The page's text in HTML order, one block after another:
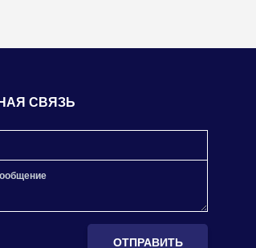
СВЯЗЬ
ОТПРАВИТЬ